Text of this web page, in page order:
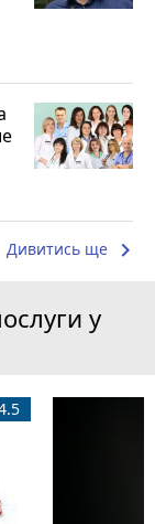
Дивитись ще keyboard_arrow_right
у